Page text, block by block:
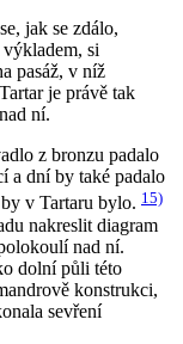
jak se zdálo,
si
pasáž, v níž
je právě tak
ní.
z bronzu padalo
a dní by také padalo
v Tartaru bylo. 15)
nakreslit diagram
nad ní.
dolní půli této
konstrukci,
sevření